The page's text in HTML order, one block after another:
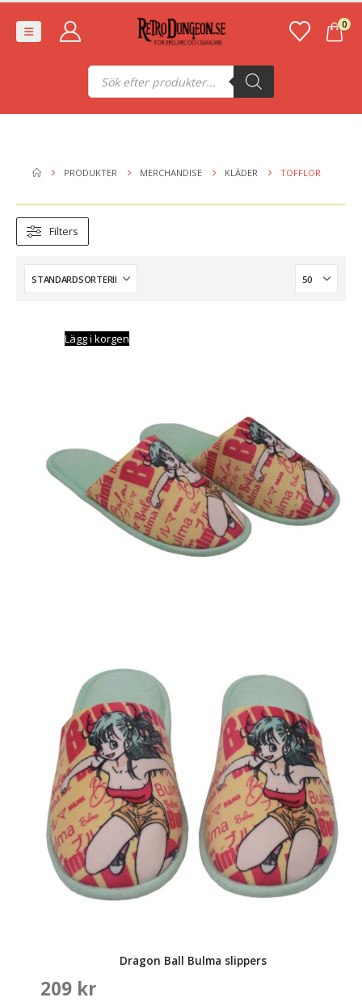
0
Produktsökning
PRODUKTER MERCHANDISE KLÄDER TOFFLOR
Filters
Lägg i korgen
Dragon Ball Bulma slippers
209 kr